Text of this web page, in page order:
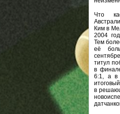
Что
Ким в
2004
Тем
её
титул
в
6:1, а в
в